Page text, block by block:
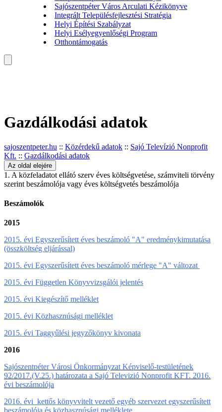
Sajószentpéter Város Arculati Kézikönyve
Integrált Településfejlesztési Stratégia
Helyi Építési Szabályzat
Helyi Esélyegyenlőségi Program
Otthontámogatás
Gazdálkodási adatok
sajoszentpeter.hu :: Közérdekű adatok :: Sajó Televízió Nonprofit
Kft. :: Gazdálkodási adatok
Az oldal elejére
1. A közfeladatot ellátó szerv éves költségvetése, számviteli törvény
szerint beszámolója vagy éves költségvetés beszámolója
Beszámolók
2015
2015. évi Egyszerűsített éves beszámoló "A" eredménykimutatása
(összköltség eljárással)
2015. évi Egyszerűsített éves beszámoló mérlege "A" változat
2015. évi Független Könyvvizsgálói jelentés
2015. évi Kiegészítő melléklet
2015. évi Közhasznúsági melléklet
2015. évi Taggyűlési jegyzőkönyv kivonata
2016
Sajószentpéter Városi Önkormányzat Képviselő-testületének
92/2017.(V.25.) határozata a Sajó Televizió Nonprofit KFT. 2016.
évi beszámolója
2016. évi kettős könyvvitelt vezető egyéb szervezet egyszerűsített